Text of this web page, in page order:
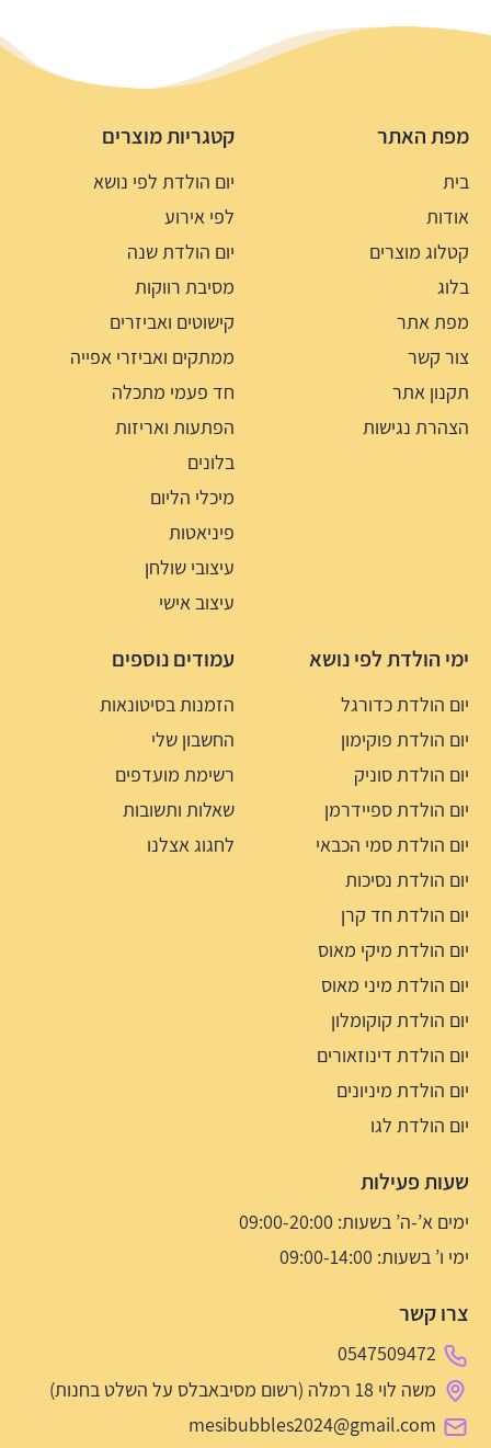
מפת האתר
בית
אודות
קטלוג מוצרים
בלוג
מפת אתר
צור קשר
תקנון אתר
הצהרת נגישות
קטגריות מוצרים
יום הולדת לפי נושא
לפי אירוע
יום הולדת שנה
מסיבת רווקות
קישוטים ואביזרים
ממתקים ואביזרי אפייה
חד פעמי מתכלה
הפתעות ואריזות
בלונים
מיכלי הליום
פיניאטות
עיצובי שולחן
עיצוב אישי
ימי הולדת לפי נושא
יום הולדת כדורגל
יום הולדת פוקימון
יום הולדת סוניק
יום הולדת ספיידרמן
יום הולדת סמי הכבאי
יום הולדת נסיכות
יום הולדת חד קרן
יום הולדת מיקי מאוס
יום הולדת מיני מאוס
יום הולדת קוקומלון
יום הולדת דינוזאורים
יום הולדת מיניונים
יום הולדת לגו
עמודים נוספים
הזמנות בסיטונאות
החשבון שלי
רשימת מועדפים
שאלות ותשובות
לחגוג אצלנו
שעות פעילות
ימים א’-ה’ בשעות: 09:00-20:00
ימי ו’ בשעות: 09:00-14:00
צרו קשר
0547509472
משה לוי 18 רמלה (רשום מסיבאבלס על השלט בחנות)
mesibubbles2024@gmail.com